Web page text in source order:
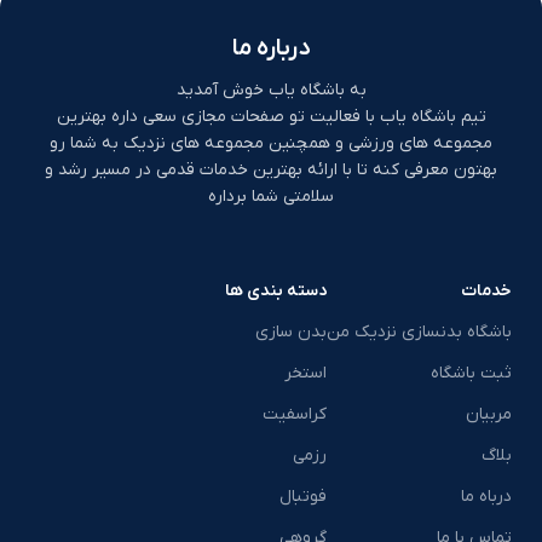
درباره ما
به باشگاه یاب خوش آمدید
تیم باشگاه یاب با فعالیت تو صفحات مجازی سعی داره بهترین
مجموعه های ورزشی و همچنین مجموعه های نزدیک به شما رو
بهتون معرفی کنه تا با ارائه بهترین خدمات قدمی در مسیر رشد و
سلامتی شما برداره
خدمات
باشگاه بدنسازی نزدیک من
ثبت باشگاه
مربیان
بلاگ
درباه ما
دسته بندی ها
بدن سازی
استخر
کراسفیت
رزمی
فوتبال